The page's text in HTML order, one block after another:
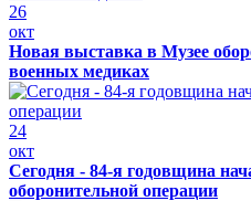
26
окт
Новая выставка в Музее
военных медиках
24
окт
Сегодня - 84-я годовщина
оборонительной операции